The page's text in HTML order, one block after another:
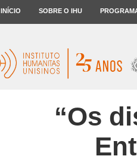
INÍCIO SOBRE O IHU
“Os